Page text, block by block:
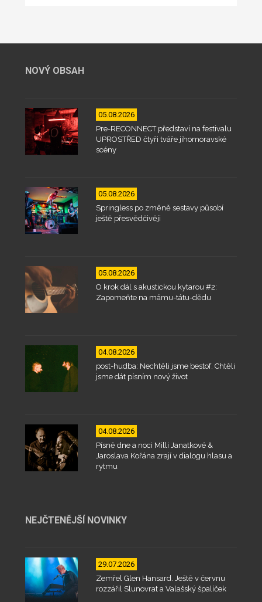
NOVÝ OBSAH
05.08.2026
Pre-RECONNECT představí na festivalu
UPROSTŘED čtyři tváře jihomoravské
scény
05.08.2026
Springless po změně sestavy působí
ještě přesvědčivěji
05.08.2026
O krok dál s akustickou kytarou #2:
Zapomeňte na mámu-tátu-dědu
04.08.2026
post-hudba: Nechtěli jsme bestof. Chtěli
jsme dát písním nový život
04.08.2026
Písně dne a noci Milli Janatkové &
Jaroslava Kořána zrají v dialogu hlasu a
rytmu
NEJČTENĚJŠÍ NOVINKY
29.07.2026
Zemřel Glen Hansard. Ještě v červnu
rozzářil Slunovrat a Valašský špalíček